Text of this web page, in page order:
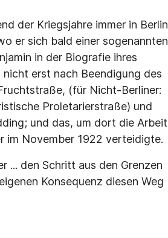
der Kriegsjahre immer in Berlin
er sich bald einer sogenannten
in der Biografie ihres
erst nach Beendigung des
(für Nicht-Berliner:
Proletarierstraße) und
und das, um dort die Arbeit
im November 1922 verteidigte.
... den Schritt aus den Grenzen
Konsequenz diesen Weg